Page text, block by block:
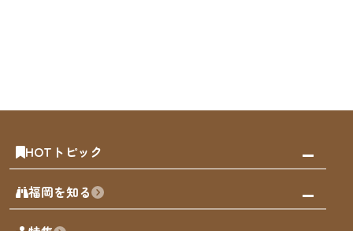
HOTトピック
みんなの旅行記
天神エリア
福岡を知る
福岡の見どころ